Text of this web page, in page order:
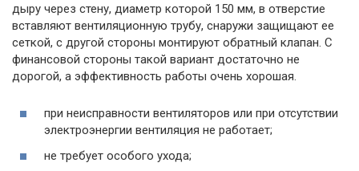
дыру через стену, диаметр которой 150 мм, в отверстие
вставляют вентиляционную трубу, снаружи защищают ее
сеткой, с другой стороны монтируют обратный клапан. С
финансовой стороны такой вариант достаточно не
дорогой, а эффективность работы очень хорошая.
при неисправности вентиляторов или при отсутствии
электроэнергии вентиляция не работает;
не требует особого ухода;